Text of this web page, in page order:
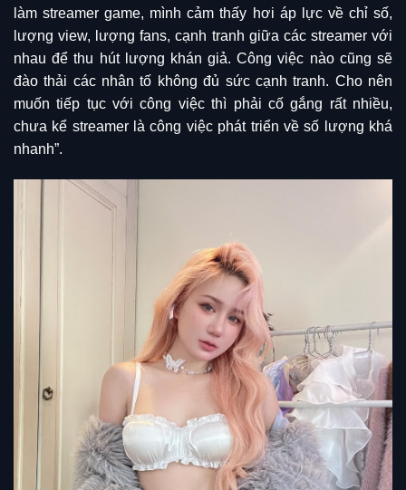
làm streamer game, mình cảm thấy hơi áp lực về chỉ số,
lượng view, lượng fans, cạnh tranh giữa các streamer với
nhau để thu hút lượng khán giả. Công việc nào cũng sẽ
đào thải các nhân tố không đủ sức cạnh tranh. Cho nên
muốn tiếp tục với công việc thì phải cố gắng rất nhiều,
chưa kể streamer là công việc phát triển về số lượng khá
nhanh”.